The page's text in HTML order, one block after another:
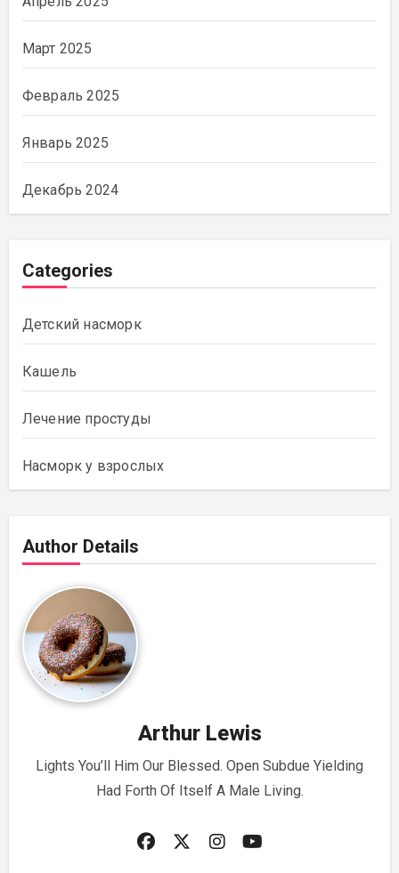
Март 2025
Февраль 2025
Январь 2025
Декабрь 2024
Categories
Детский насморк
Кашель
Лечение простуды
Насморк у взрослых
Author Details
Arthur Lewis
Lights You’ll Him Our Blessed. Open Subdue Yielding
Had Forth Of Itself A Male Living.